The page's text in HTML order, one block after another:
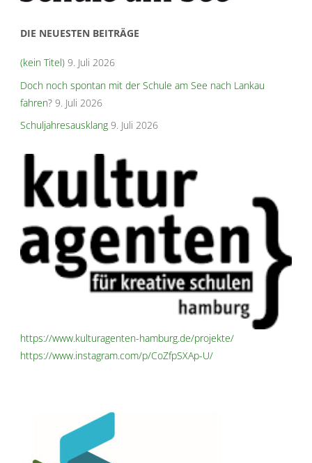
DIE NEUESTEN BEITRÄGE
(kein Titel) 9. Juli 2026
Doch noch spontan mit der Schule am See nach Lankau
fahren? 9. Juli 2026
Schuljahresausklang 9. Juli 2026
https://www.kulturagenten-hamburg.de/projekte/
https://www.instagram.com/p/CoZfpSXAp-U/